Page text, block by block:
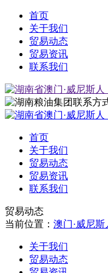
首页
关于我们
贸易动态
贸易资讯
联系我们
首页
关于我们
贸易动态
贸易资讯
联系我们
贸易动态
当前位置： 澳门·威尼斯
关于我们
贸易动态